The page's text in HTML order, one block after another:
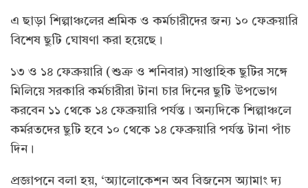
এ ছাড়া শিল্পাঞ্চলের শ্রমিক ও কর্মচারীদের জন্য ১০ ফেব্রুয়ারি
বিশেষ ছুটি ঘোষণা করা হয়েছে।
১৩ ও ১৪ ফেব্রুয়ারি (শুক্র ও শনিবার) সাপ্তাহিক ছুটির সঙ্গে
মিলিয়ে সরকারি কর্মচারীরা টানা চার দিনের ছুটি উপভোগ
করবেন ১১ থেকে ১৪ ফেব্রুয়ারি পর্যন্ত। অন্যদিকে শিল্পাঞ্চলে
কর্মরতদের ছুটি হবে ১০ থেকে ১৪ ফেব্রুয়ারি পর্যন্ত টানা পাঁচ
দিন।
প্রজ্ঞাপনে বলা হয়, ‘অ্যালোকেশন অব বিজনেস অ্যামাং দ্য